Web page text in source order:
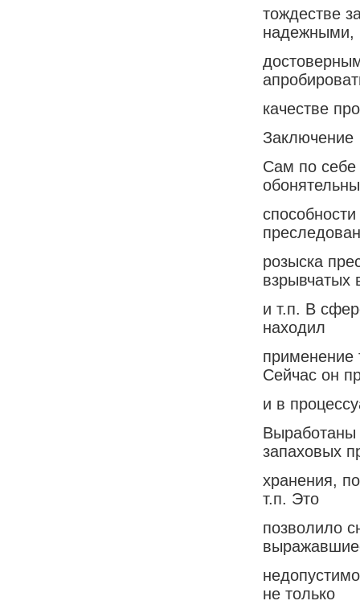
тождестве
надежными,
качестве
Заключение
Сам по себе
розыска
взрывчатых
и т.п. В
находил
применение
Сейчас он
и в
Выработаны
запаховых
хранения,
т.п. Это
позволило
не только